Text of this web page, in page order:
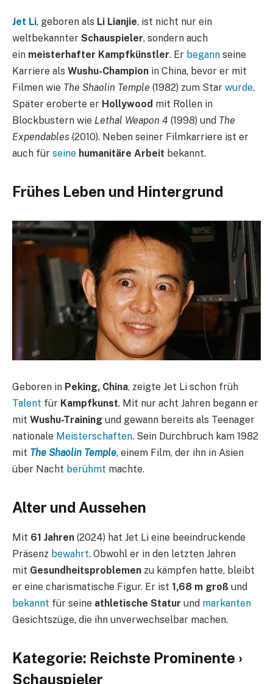
Jet Li, geboren als Li Lianjie, ist nicht nur ein
weltbekannter Schauspieler, sondern auch
ein meisterhafter Kampfkünstler. Er begann seine
Karriere als Wushu-Champion in China, bevor er mit
Filmen wie The Shaolin Temple (1982) zum Star wurde.
Später eroberte er Hollywood mit Rollen in
Blockbustern wie Lethal Weapon 4 (1998) und The
Expendables (2010). Neben seiner Filmkarriere ist er
auch für seine humanitäre Arbeit bekannt.
Frühes Leben und Hintergrund
Geboren in Peking, China, zeigte Jet Li schon früh
Talent für Kampfkunst. Mit nur acht Jahren begann er
mit Wushu-Training und gewann bereits als Teenager
nationale Meisterschaften. Sein Durchbruch kam 1982
mit The Shaolin Temple, einem Film, der ihn in Asien
über Nacht berühmt machte.
Alter und Aussehen
Mit 61 Jahren (2024) hat Jet Li eine beeindruckende
Präsenz bewahrt. Obwohl er in den letzten Jahren
mit Gesundheitsproblemen zu kämpfen hatte, bleibt
er eine charismatische Figur. Er ist 1,68 m groß und
bekannt für seine athletische Statur und markanten
Gesichtszüge, die ihn unverwechselbar machen.
Kategorie: Reichste Prominente ›
Schauspieler